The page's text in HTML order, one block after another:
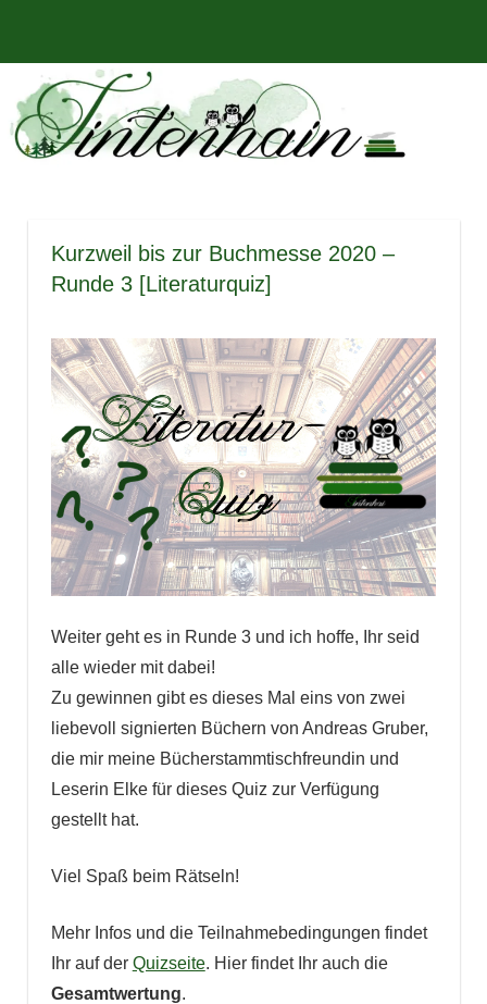
springen
Tintenhain
–
Der
Rezensionen
und
mehr
Kurzweil bis zur Buchmesse 2020 –
Runde 3 [Literaturquiz]
Weiter geht es in Runde 3 und ich hoffe, Ihr seid
alle wieder mit dabei!
Zu gewinnen gibt es dieses Mal eins von zwei
liebevoll signierten Büchern von Andreas Gruber,
die mir meine Bücherstammtischfreundin und
Leserin Elke für dieses Quiz zur Verfügung
gestellt hat.
Viel Spaß beim Rätseln!
Mehr Infos und die Teilnahmebedingungen findet
Ihr auf der Quizseite. Hier findet Ihr auch die
Gesamtwertung.